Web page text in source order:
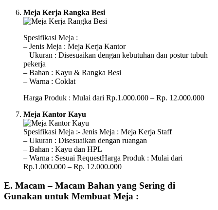
Meja Kerja Rangka Besi
Spesifikasi Meja :
– Jenis Meja : Meja Kerja Kantor
– Ukuran : Disesuaikan dengan kebutuhan dan postur tubuh
pekerja
– Bahan : Kayu & Rangka Besi
– Warna : Coklat
Harga Produk : Mulai dari Rp.1.000.000 – Rp. 12.000.000
Meja Kantor Kayu
Spesifikasi Meja :- Jenis Meja : Meja Kerja Staff
– Ukuran : Disesuaikan dengan ruangan
– Bahan : Kayu dan HPL
– Warna : Sesuai RequestHarga Produk : Mulai dari
Rp.1.000.000 – Rp. 12.000.000
E. Macam – Macam Bahan yang Sering di
Gunakan untuk Membuat Meja :